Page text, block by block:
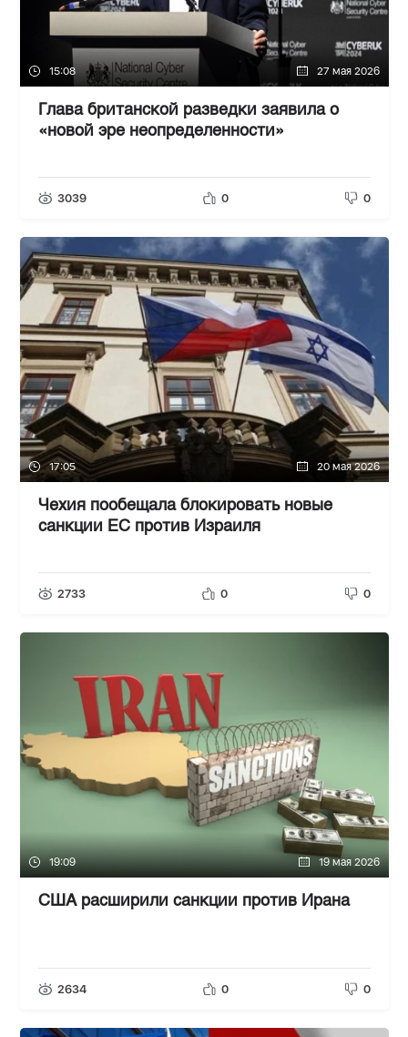
15:08 27 мая 2026
Глава британской разведки заявила о
«новой эре неопределенности»
3039 0 0
17:05 20 мая 2026
Чехия пообещала блокировать новые
санкции ЕС против Израиля
2733 0 0
19:09 19 мая 2026
США расширили санкции против Ирана
2634 0 0